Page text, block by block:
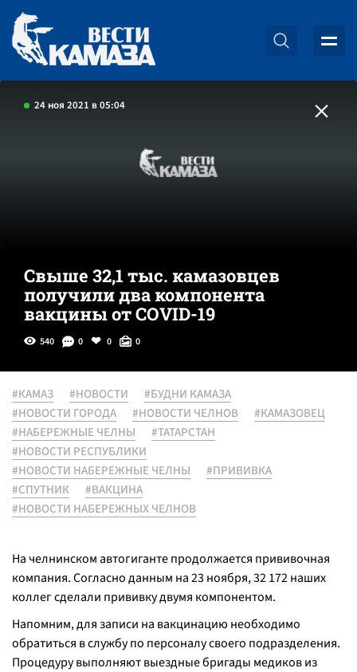
24 ноя 2021 в 05:04
Свыше 32,1 тыс. камазовцев
получили два компонента
вакцины от COVID-19
540 0 0 0
#КАМАЗ #НОВОСТИ
#БУДНИ КАМАЗА
#НОВОСТИ ГОРОДА
#НОВОСТИ ЧЕЛНОВ
#КАМАЗОВЕЦ
#НАБЕРЕЖНЫЕ ЧЕЛНЫ
#ТАТАРСТАН
#НОВОСТИ РЕСПУБЛИКИ
#НОВОСТИ НАБЕРЕЖНЫЕ ЧЕЛНЫ
#ПРИВИВКА
#СПУТНИК
#ВАКЦИНА
#НОВОСТИ НАБЕРЕЖНЫХ ЧЕЛНОВ
На челнинском автогиганте продолжается прививочная
компания. Согласно данным на 23 ноября, 32 172 наших
коллег сделали прививку двумя компонентом.
Напомним, для записи на вакцинацию необходимо
обратиться в службу по персоналу своего подразделения.
Процедуру выполняют выездные бригады медиков из